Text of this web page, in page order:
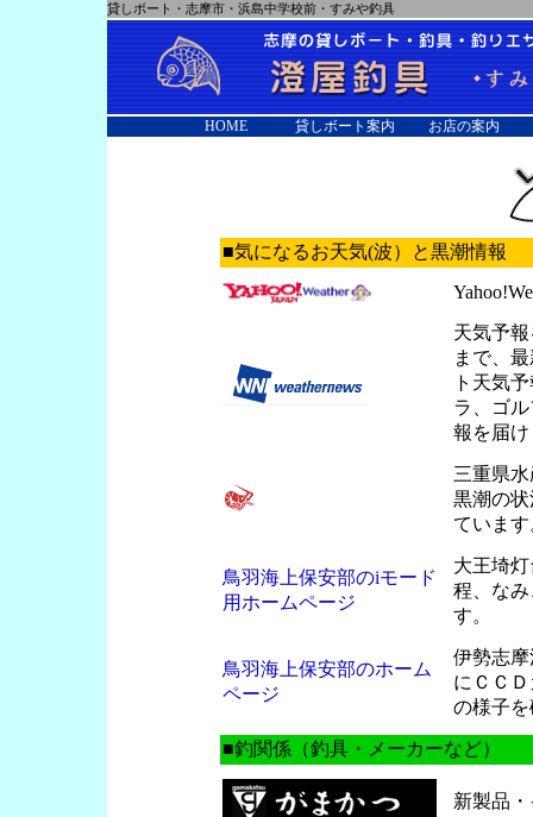
貸しボート・志摩市・浜島中学校前・すみや釣具
HOME 貸しボート案内 お店の案内
■気になるお天気(波）と黒潮情報
天気予
まで、
ト天気
ラ、ゴ
報を届
三重県
黒潮の
ています
鳥羽海上保安部のiモード
用ホームページ
大王埼
程、な
す。
鳥羽海上保安部のホーム
ページ
伊勢志
にＣＣ
の様子
■釣関係（釣具・メーカーなど）
新製品